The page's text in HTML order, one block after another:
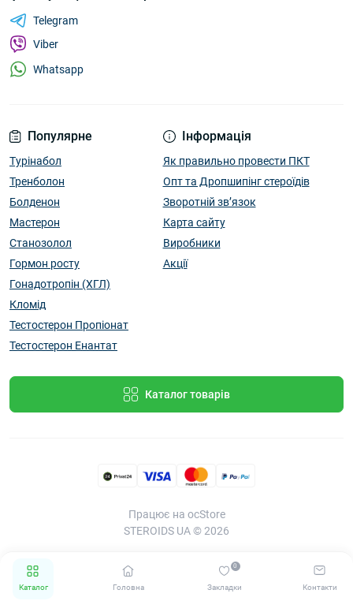
Каталог Головна Закладки
0
Контакти
Популярне
Турінабол
Тренболон
Болденон
Мастерон
Станозолол
Гормон росту
Гонадотропін (ХГЛ)
Кломід
Тестостерон Пропіонат
Тестостерон Енантат
Інформація
Як правильно провести ПКТ
Опт та Дропшипінг стероїдів
Зворотній зв’язок
Карта сайту
Виробники
Акції
Каталог товарів
Telegram
Viber
Whatsapp
Працює на ocStore
STEROIDS UA © 2026